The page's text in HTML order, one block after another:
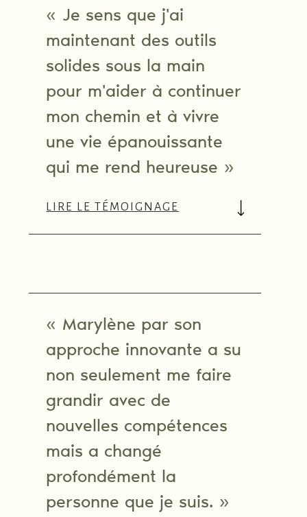
« Je sens que j'ai
maintenant des outils
solides sous la main
pour m'aider à continuer
mon chemin et à vivre
une vie épanouissante
qui me rend heureuse »
LIRE LE TÉMOIGNAGE
« Marylène par son
approche innovante a su
non seulement me faire
grandir avec de
nouvelles compétences
mais a changé
profondément la
personne que je suis. »